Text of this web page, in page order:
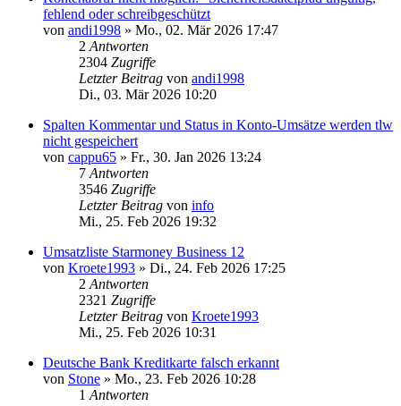
fehlend oder schreibgeschützt
von andi1998 » Mo., 02. Mär 2026 17:47
2 Antworten
2304 Zugriffe
Letzter Beitrag von andi1998
Di., 03. Mär 2026 10:20
Spalten Kommentar und Status in Konto-Umsätze werden tlw
nicht gespeichert
von cappu65 » Fr., 30. Jan 2026 13:24
7 Antworten
3546 Zugriffe
Letzter Beitrag von info
Mi., 25. Feb 2026 19:32
Umsatzliste Starmoney Business 12
von Kroete1993 » Di., 24. Feb 2026 17:25
2 Antworten
2321 Zugriffe
Letzter Beitrag von Kroete1993
Mi., 25. Feb 2026 10:31
Deutsche Bank Kreditkarte falsch erkannt
von Stone » Mo., 23. Feb 2026 10:28
1 Antworten